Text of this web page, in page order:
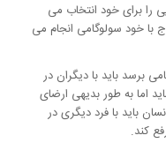
را برای خود انتخاب می
با خود سولوگامی انجام می
برسد باید با دیگران در
اما به طور بدیهی ارضای
باید با فرد دیگری در
کند.